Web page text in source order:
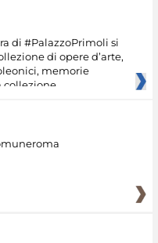
di #PalazzoPrimoli si
di opere d’arte,
memorie
collezione